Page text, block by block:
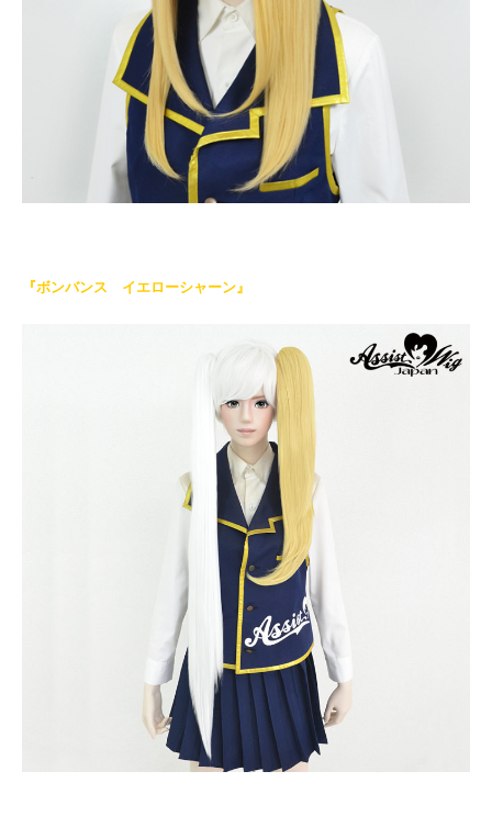
『ボンバンス イエローシャーン』